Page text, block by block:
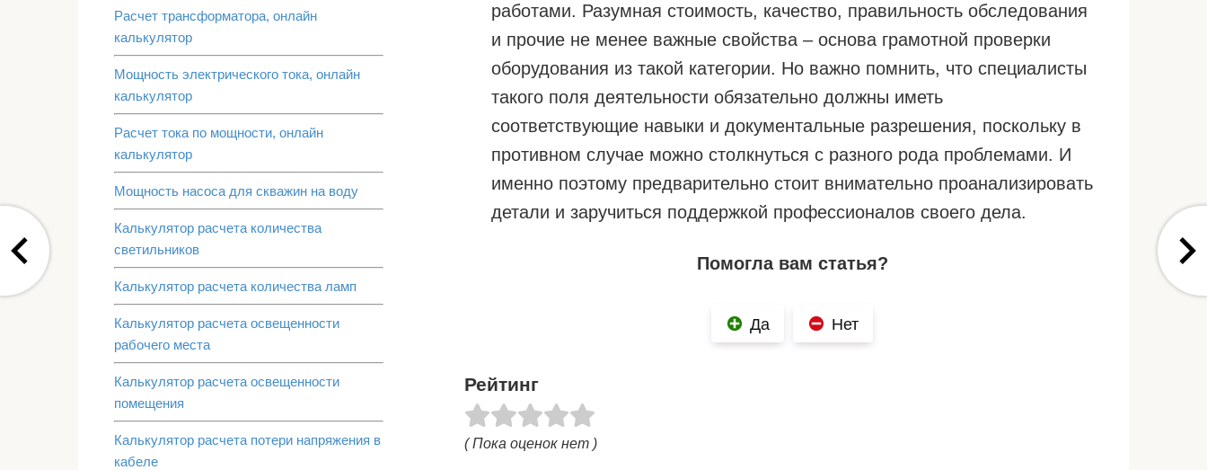
работами. Разумная стоимость, качество, правильность обследования
и прочие не менее важные свойства – основа грамотной проверки
оборудования из такой категории. Но важно помнить, что специалисты
такого поля деятельности обязательно должны иметь
соответствующие навыки и документальные разрешения, поскольку в
противном случае можно столкнуться с разного рода проблемами. И
именно поэтому предварительно стоит внимательно проанализировать
детали и заручиться поддержкой профессионалов своего дела.
Помогла вам статья?
Да Нет
Рейтинг
( Пока оценок нет )
Расчет трансформатора, онлайн
калькулятор
Мощность электрического тока, онлайн
калькулятор
Расчет тока по мощности, онлайн
калькулятор
Мощность насоса для скважин на воду
Калькулятор расчета количества
светильников
Калькулятор расчета количества ламп
Калькулятор расчета освещенности
рабочего места
Калькулятор расчета освещенности
помещения
Калькулятор расчета потери напряжения в
кабеле